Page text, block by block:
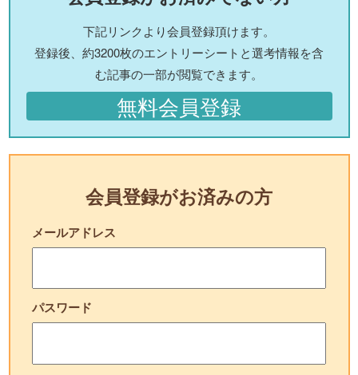
下記リンクより会員登録頂けます。
登録後、約3200枚のエントリーシートと選考情報を含
む記事の一部が閲覧できます。
無料会員登録
会員登録がお済みの方
メールアドレス
パスワード